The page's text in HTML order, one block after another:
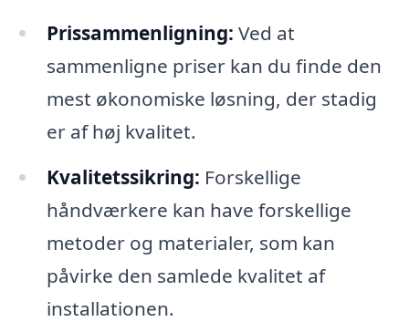
Prissammenligning: Ved at
sammenligne priser kan du finde den
mest økonomiske løsning, der stadig
er af høj kvalitet.
Kvalitetssikring: Forskellige
håndværkere kan have forskellige
metoder og materialer, som kan
påvirke den samlede kvalitet af
installationen.